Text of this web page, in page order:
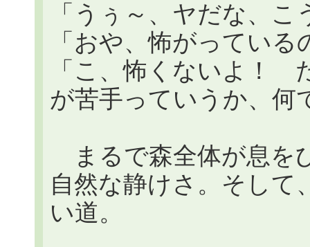
「うぅ～、ヤだな、
「おや、怖がってい
「こ、怖くないよ！
が苦手っていうか、
まるで森全体が息を
自然な静けさ。そして
い道。